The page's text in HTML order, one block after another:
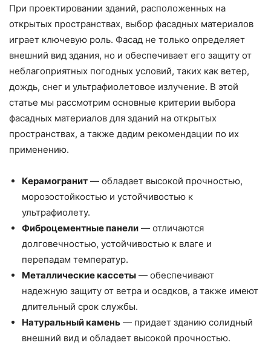
При проектировании зданий, расположенных на
открытых пространствах, выбор фасадных материалов
играет ключевую роль. Фасад не только определяет
внешний вид здания, но и обеспечивает его защиту от
неблагоприятных погодных условий, таких как ветер,
дождь, снег и ультрафиолетовое излучение. В этой
статье мы рассмотрим основные критерии выбора
фасадных материалов для зданий на открытых
пространствах, а также дадим рекомендации по их
применению.
Керамогранит — обладает высокой прочностью,
морозостойкостью и устойчивостью к
ультрафиолету.
Фиброцементные панели — отличаются
долговечностью, устойчивостью к влаге и
перепадам температур.
Металлические кассеты — обеспечивают
надежную защиту от ветра и осадков, а также имеют
длительный срок службы.
Натуральный камень — придает зданию солидный
внешний вид и обладает высокой прочностью.